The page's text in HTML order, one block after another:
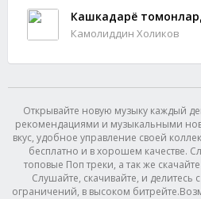
Кашкадарё
Камолиддин Холиков
Открывайте новую музыку каждый
рекомендациями и музыкальными
вкус, удобное управление своей
бесплатно и в хорошем качестве.
топовые Поп треки, а так же
Слушайте, скачивайте, и делитесь
ограничений, в высоком